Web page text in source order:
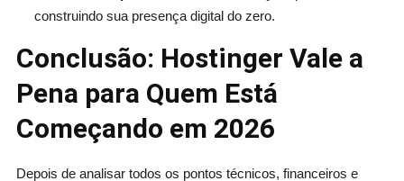
construindo sua presença digital do zero.
Conclusão: Hostinger Vale a
Pena para Quem Está
Começando em 2026
Depois de analisar todos os pontos técnicos, financeiros e